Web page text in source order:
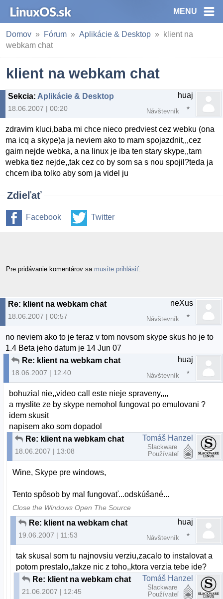
MENU
Domov Fórum Aplikácie & Desktop
klient na
webkam chat
klient na webkam chat
Sekcia: Aplikácie & Desktop
18.06.2007 | 00:20
huaj
Návštevník
zdravim kluci,baba mi chce nieco predviest cez webku (ona
ma icq a skype)a ja neviem ako to mam spojazdnit,,,cez
gaim nejde webka, a na linux je iba ten stary skype,,tam
webka tiez nejde,,tak cez co by som sa s nou spojil?teda ja
chcem iba tolko aby som ja videl ju
Zdieľať
Facebook Twitter
Pre pridávanie komentárov sa musíte prihlásiť
Re: klient na webkam chat
18.06.2007 | 00:57
neXus
Návštevník
no neviem ako to je teraz v tom novsom skype skus ho je to
1.4 Beta jeho datum je 14 Jun 07
Re: klient na webkam chat
18.06.2007 | 12:40
huaj
Návštevník
bohuzial nie,,video call este nieje spraveny,,,,
a myslite ze by skype nemohol fungovat po emulovani ?
idem skusit
napisem ako som dopadol
Re: klient na webkam chat
18.06.2007 | 13:08
Tomáš Hanzel
Slackware
Používateľ
Wine, Skype pre windows,
Tento spôsob by mal fungovať...odskúšané...
Close the Windows Open The Source
Re: klient na webkam chat
19.06.2007 | 11:53
huaj
Návštevník
tak skusal som tu najnovsiu verziu,zacalo to instalovat a
potom prestalo,,takze nic z toho,,ktora verzia tebe ide?
Re: klient na webkam chat
21.06.2007 | 12:45
Tomáš Hanzel
Slackware
Používateľ